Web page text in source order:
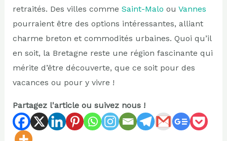
retraités. Des villes comme Saint-Malo ou Vannes
pourraient être des options intéressantes, alliant
charme breton et commodités urbaines. Quoi qu’il
en soit, la Bretagne reste une région fascinante qui
mérite d’être découverte, que ce soit pour des
vacances ou pour y vivre !
Partagez l'article ou suivez nous !